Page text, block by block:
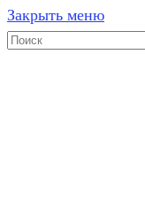
Закрыть меню